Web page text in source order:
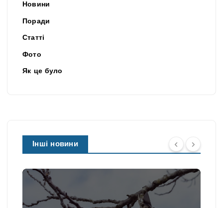
Новини
Поради
Статті
Фото
Як це було
Інші новини